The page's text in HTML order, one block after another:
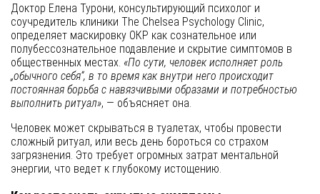
Доктор Елена Турони, консультирующий психолог и
соучредитель клиники The Chelsea Psychology Clinic,
определяет маскировку ОКР как сознательное или
полубессознательное подавление и скрытие симптомов в
общественных местах. «По сути, человек исполняет роль
„обычного себя“, в то время как внутри него происходит
постоянная борьба с навязчивыми образами и потребностью
выполнить ритуал», — объясняет она.
Человек может скрываться в туалетах, чтобы провести
сложный ритуал, или весь день бороться со страхом
загрязнения. Это требует огромных затрат ментальной
энергии, что ведет к глубокому истощению.